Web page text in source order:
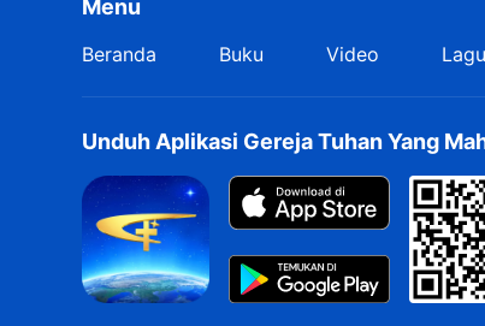
Menu
Beranda Buku Video
Unduh Aplikasi Gereja Tuhan Yang